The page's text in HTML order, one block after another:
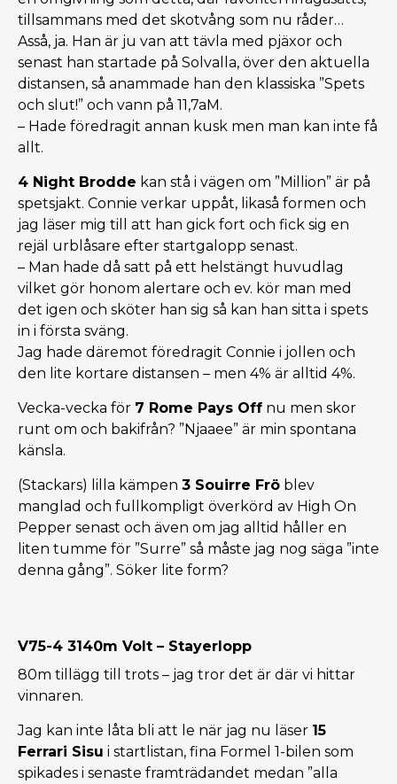
tillsammans med det skotvång som nu råder…
Asså, ja. Han är ju van att tävla med pjäxor och
senast han startade på Solvalla, över den aktuella
distansen, så anammade han den klassiska ”Spets
och slut!” och vann på 11,7aM.
– Hade föredragit annan kusk men man kan inte få
allt.
4 Night Brodde kan stå i vägen om ”Million” är på
spetsjakt. Connie verkar uppåt, likaså formen och
jag läser mig till att han gick fort och fick sig en
rejäl urblåsare efter startgalopp senast.
– Man hade då satt på ett helstängt huvudlag
vilket gör honom alertare och ev. kör man med
det igen och sköter han sig så kan han sitta i spets
in i första sväng.
Jag hade däremot föredragit Connie i jollen och
den lite kortare distansen – men 4% är alltid 4%.
Vecka-vecka för 7 Rome Pays Off nu men skor
runt om och bakifrån? ”Njaaee” är min spontana
känsla.
(Stackars) lilla kämpen 3 Souirre Frö blev
manglad och fullkompligt överkörd av High On
Pepper senast och även om jag alltid håller en
liten tumme för ”Surre” så måste jag nog säga ”inte
denna gång”. Söker lite form?
V75-4 3140m Volt – Stayerlopp
80m tillägg till trots – jag tror det är där vi hittar
vinnaren.
Jag kan inte låta bli att le när jag nu läser 15
Ferrari Sisu i startlistan, fina Formel 1-bilen som
spikades i senaste framträdandet medan ”alla